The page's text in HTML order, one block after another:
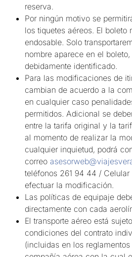
reserva.
Por ningún motivo se
los tiquetes aéreos. El boleto
endosable. Solo
nombre aparece en el
debidamente identificado.
Para las modificaciones de
cambian de acuerdo a la
en cualquier caso
permitidos. Adicional se
entre la tarifa original y la
al momento de realizar la
cualquier inquietud, podrá
correo
teléfonos 261 94 44 /
efectuar la modificación.
Las políticas de equipaje
directamente con cada
El transporte aéreo está
condiciones del contrato
(incluidas en los